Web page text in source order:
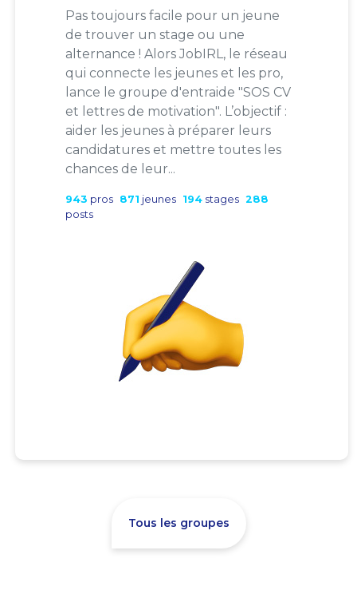
Pas toujours facile pour un jeune
de trouver un stage ou une
alternance ! Alors JobIRL, le réseau
qui connecte les jeunes et les pro,
lance le groupe d'entraide "SOS CV
et lettres de motivation". L’objectif :
aider les jeunes à préparer leurs
candidatures et mettre toutes les
chances de leur...
943 pros 871 jeunes 194 stages 288
posts
Tous les groupes